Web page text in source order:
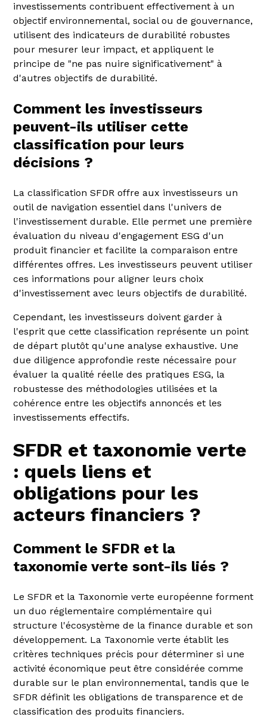
investissements contribuent effectivement à un
objectif environnemental, social ou de gouvernance,
utilisent des indicateurs de durabilité robustes
pour mesurer leur impact, et appliquent le
principe de "ne pas nuire significativement" à
d'autres objectifs de durabilité.
Comment les investisseurs
peuvent-ils utiliser cette
classification pour leurs
décisions ?
La classification SFDR offre aux investisseurs un
outil de navigation essentiel dans l'univers de
l'investissement durable. Elle permet une première
évaluation du niveau d'engagement ESG d'un
produit financier et facilite la comparaison entre
différentes offres. Les investisseurs peuvent utiliser
ces informations pour aligner leurs choix
d'investissement avec leurs objectifs de durabilité.
Cependant, les investisseurs doivent garder à
l'esprit que cette classification représente un point
de départ plutôt qu'une analyse exhaustive. Une
due diligence approfondie reste nécessaire pour
évaluer la qualité réelle des pratiques ESG, la
robustesse des méthodologies utilisées et la
cohérence entre les objectifs annoncés et les
investissements effectifs.
SFDR et taxonomie verte
: quels liens et
obligations pour les
acteurs financiers ?
Comment le SFDR et la
taxonomie verte sont-ils liés ?
Le SFDR et la Taxonomie verte européenne forment
un duo réglementaire complémentaire qui
structure l'écosystème de la finance durable et son
développement. La Taxonomie verte établit les
critères techniques précis pour déterminer si une
activité économique peut être considérée comme
durable sur le plan environnemental, tandis que le
SFDR définit les obligations de transparence et de
classification des produits financiers.